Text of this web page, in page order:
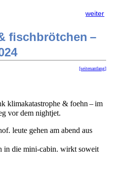
weiter
fischbrötchen –
[seitenanfang]
klimakatastrophe & foehn – im
vor dem nightjet.
leute gehen am abend aus
in die mini-cabin. wirkt soweit